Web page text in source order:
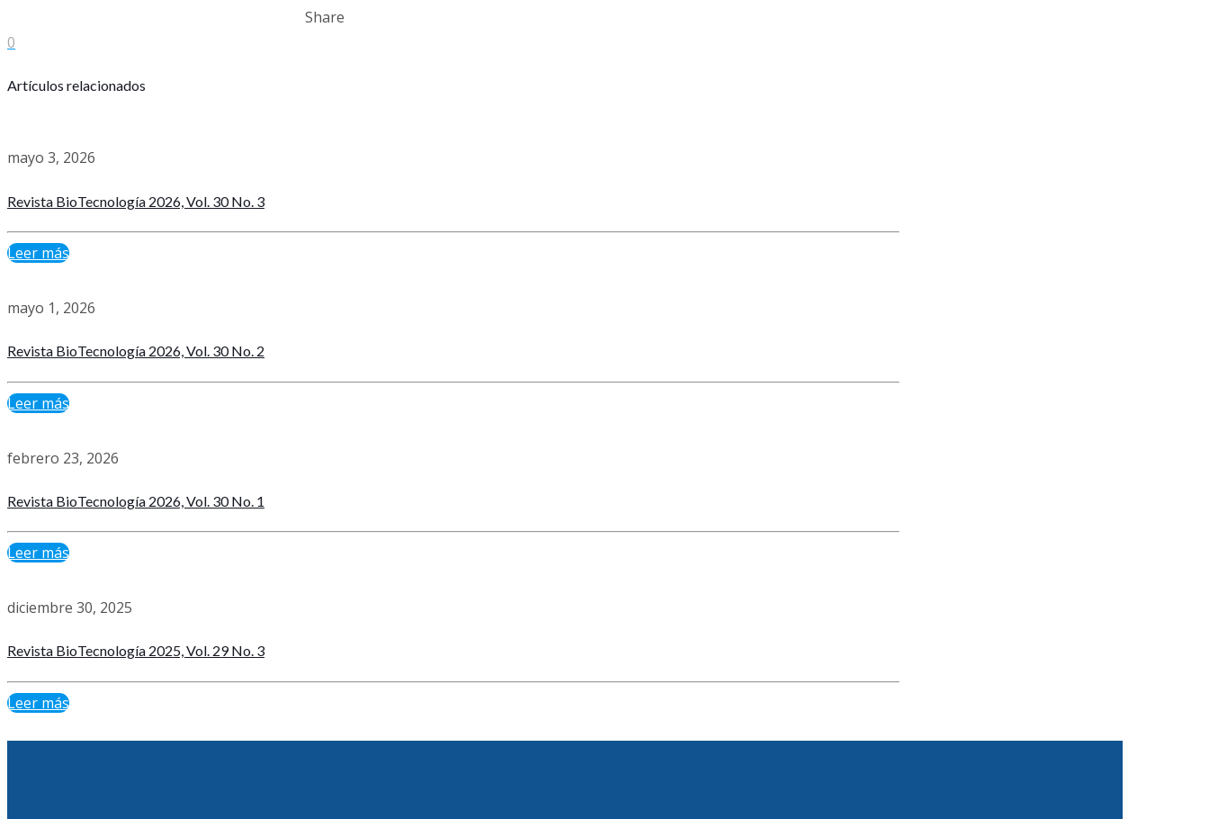
Share
0
Artículos relacionados
mayo 3, 2026
Revista BioTecnología 2026, Vol. 30 No. 3
Leer más
mayo 1, 2026
Revista BioTecnología 2026, Vol. 30 No. 2
Leer más
febrero 23, 2026
Revista BioTecnología 2026, Vol. 30 No. 1
Leer más
diciembre 30, 2025
Revista BioTecnología 2025, Vol. 29 No. 3
Leer más